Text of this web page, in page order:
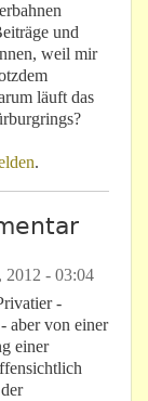
und
weil mir
läuft das
.
2012 - 03:04
-
aber von einer
einer